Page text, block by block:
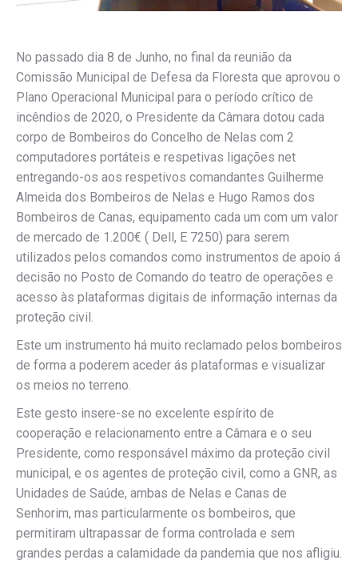
No passado dia 8 de Junho, no final da reunião da
Comissão Municipal de Defesa da Floresta que aprovou o
Plano Operacional Municipal para o período crítico de
incêndios de 2020, o Presidente da Câmara dotou cada
corpo de Bombeiros do Concelho de Nelas com 2
computadores portáteis e respetivas ligações net
entregando-os aos respetivos comandantes Guilherme
Almeida dos Bombeiros de Nelas e Hugo Ramos dos
Bombeiros de Canas, equipamento cada um com um valor
de mercado de 1.200€ ( Dell, E 7250) para serem
utilizados pelos comandos como instrumentos de apoio á
decisão no Posto de Comando do teatro de operações e
acesso às plataformas digitais de informação internas da
proteção civil.
Este um instrumento há muito reclamado pelos bombeiros
de forma a poderem aceder ás plataformas e visualizar
os meios no terreno.
Este gesto insere-se no excelente espírito de
cooperação e relacionamento entre a Câmara e o seu
Presidente, como responsável máximo da proteção civil
municipal, e os agentes de proteção civil, como a GNR, as
Unidades de Saúde, ambas de Nelas e Canas de
Senhorim, mas particularmente os bombeiros, que
permitiram ultrapassar de forma controlada e sem
grandes perdas a calamidade da pandemia que nos afligiu.